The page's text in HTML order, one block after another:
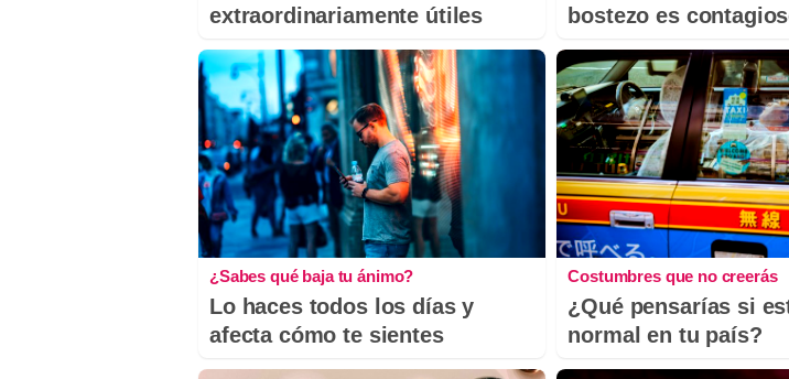
extraordinariamente útiles
bostezo es
¿Sabes qué baja tu ánimo?
Lo haces todos los días y
afecta cómo te sientes
Costumbres que no creerás
¿Qué pensarías si
normal en tu país?